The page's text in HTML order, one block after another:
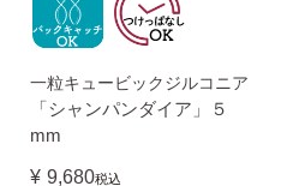
ギフト
一粒キュービックジルコニア
「シャンパンダイア」５
mm
¥ 9,680税込